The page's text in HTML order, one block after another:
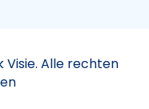
Alle rechten